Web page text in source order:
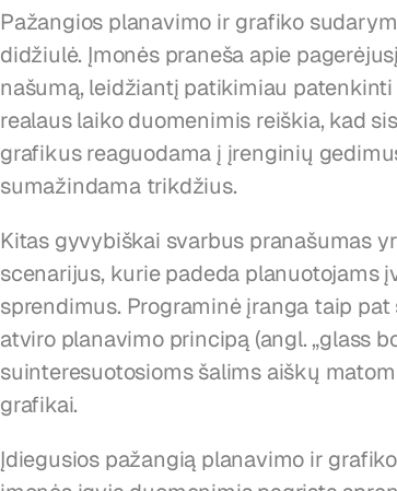
Pažangios planavimo ir grafiko
didžiulė. Įmonės praneša apie
našumą, leidžiantį patikimiau
realaus laiko duomenimis reiškia, kad
grafikus reaguodama į įrenginių
sumažindama trikdžius.
Kitas gyvybiškai svarbus pranašumas
scenarijus, kurie padeda planuotojams
sprendimus. Programinė įranga taip
atviro planavimo principą (angl. „glass
suinteresuotosioms šalims aiškų
grafikai.
Įdiegusios pažangią planavimo ir